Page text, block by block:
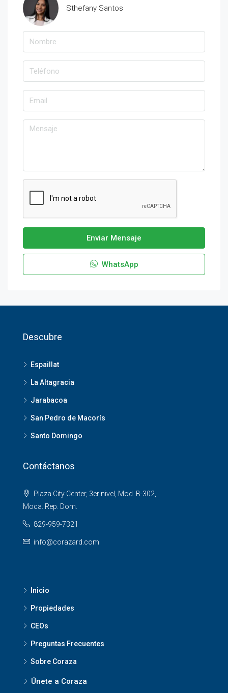
Sthefany Santos
Enviar Mensaje
WhatsApp
Descubre
Espaillat
La Altagracia
Jarabacoa
San Pedro de Macorís
Santo Domingo
Contáctanos
Plaza City Center, 3er nivel, Mod. B-302,
Moca. Rep. Dom.
829-959-7321
info@corazard.com
Inicio
Propiedades
CEOs
Preguntas Frecuentes
Sobre Coraza
Únete a Coraza